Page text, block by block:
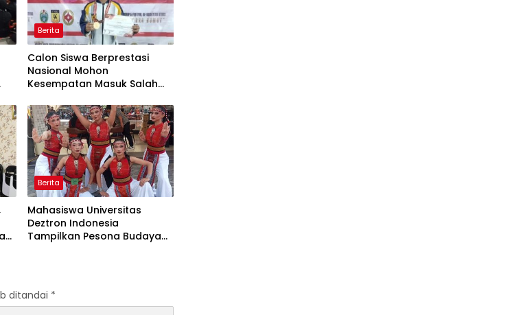
Berita
Calon Siswa Berprestasi
Nasional Mohon
Kesempatan Masuk Salah
Berita
Mahasiswa Universitas
Deztron Indonesia
Tampilkan Pesona Budaya
ditandai *